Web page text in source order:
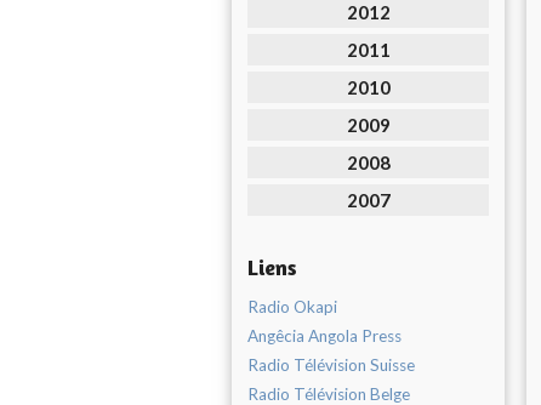
2012
2011
2010
2009
2008
2007
Liens
Radio Okapi
Angêcia Angola Press
Radio Télévision Suisse
Radio Télévision Belge